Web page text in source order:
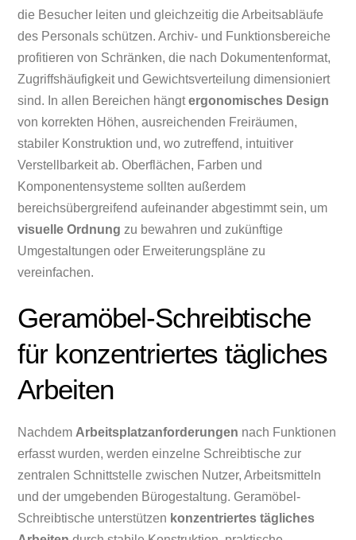
die Besucher leiten und gleichzeitig die Arbeitsabläufe
des Personals schützen. Archiv- und Funktionsbereiche
profitieren von Schränken, die nach Dokumentenformat,
Zugriffshäufigkeit und Gewichtsverteilung dimensioniert
sind. In allen Bereichen hängtergonomisches Design
von korrekten Höhen, ausreichenden Freiräumen,
stabiler Konstruktion und, wo zutreffend, intuitiver
Verstellbarkeit ab. Oberflächen, Farben und
Komponentensysteme sollten außerdem
bereichsübergreifend aufeinander abgestimmt sein, um
visuelle Ordnung zu bewahren und zukünftige
Umgestaltungen oder Erweiterungspläne zu
vereinfachen.
Geramöbel-Schreibtische
für konzentriertes tägliches
Arbeiten
Nachdem Arbeitsplatzanforderungen nach Funktionen
erfasst wurden, werden einzelne Schreibtische zur
zentralen Schnittstelle zwischen Nutzer, Arbeitsmitteln
und der umgebenden Bürogestaltung. Geramöbel-
Schreibtische unterstützen konzentriertes tägliches